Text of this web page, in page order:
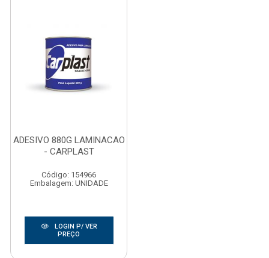
ADESIVO 880G LAMINACAO
- CARPLAST
Código: 154966
Embalagem: UNIDADE
LOGIN P/ VER
PREÇO